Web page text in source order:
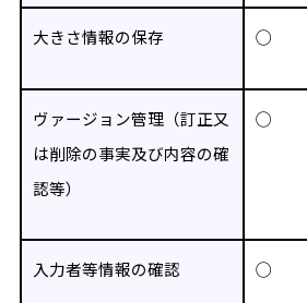
大きさ情報の保存 ◯
ヴァージョン管理（訂正又
は削除の事実及び内容の確
認等）
◯
入力者等情報の確認 ◯